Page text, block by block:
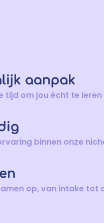
aanpak
tijd om jou écht te
binnen onze
op, van intake tot